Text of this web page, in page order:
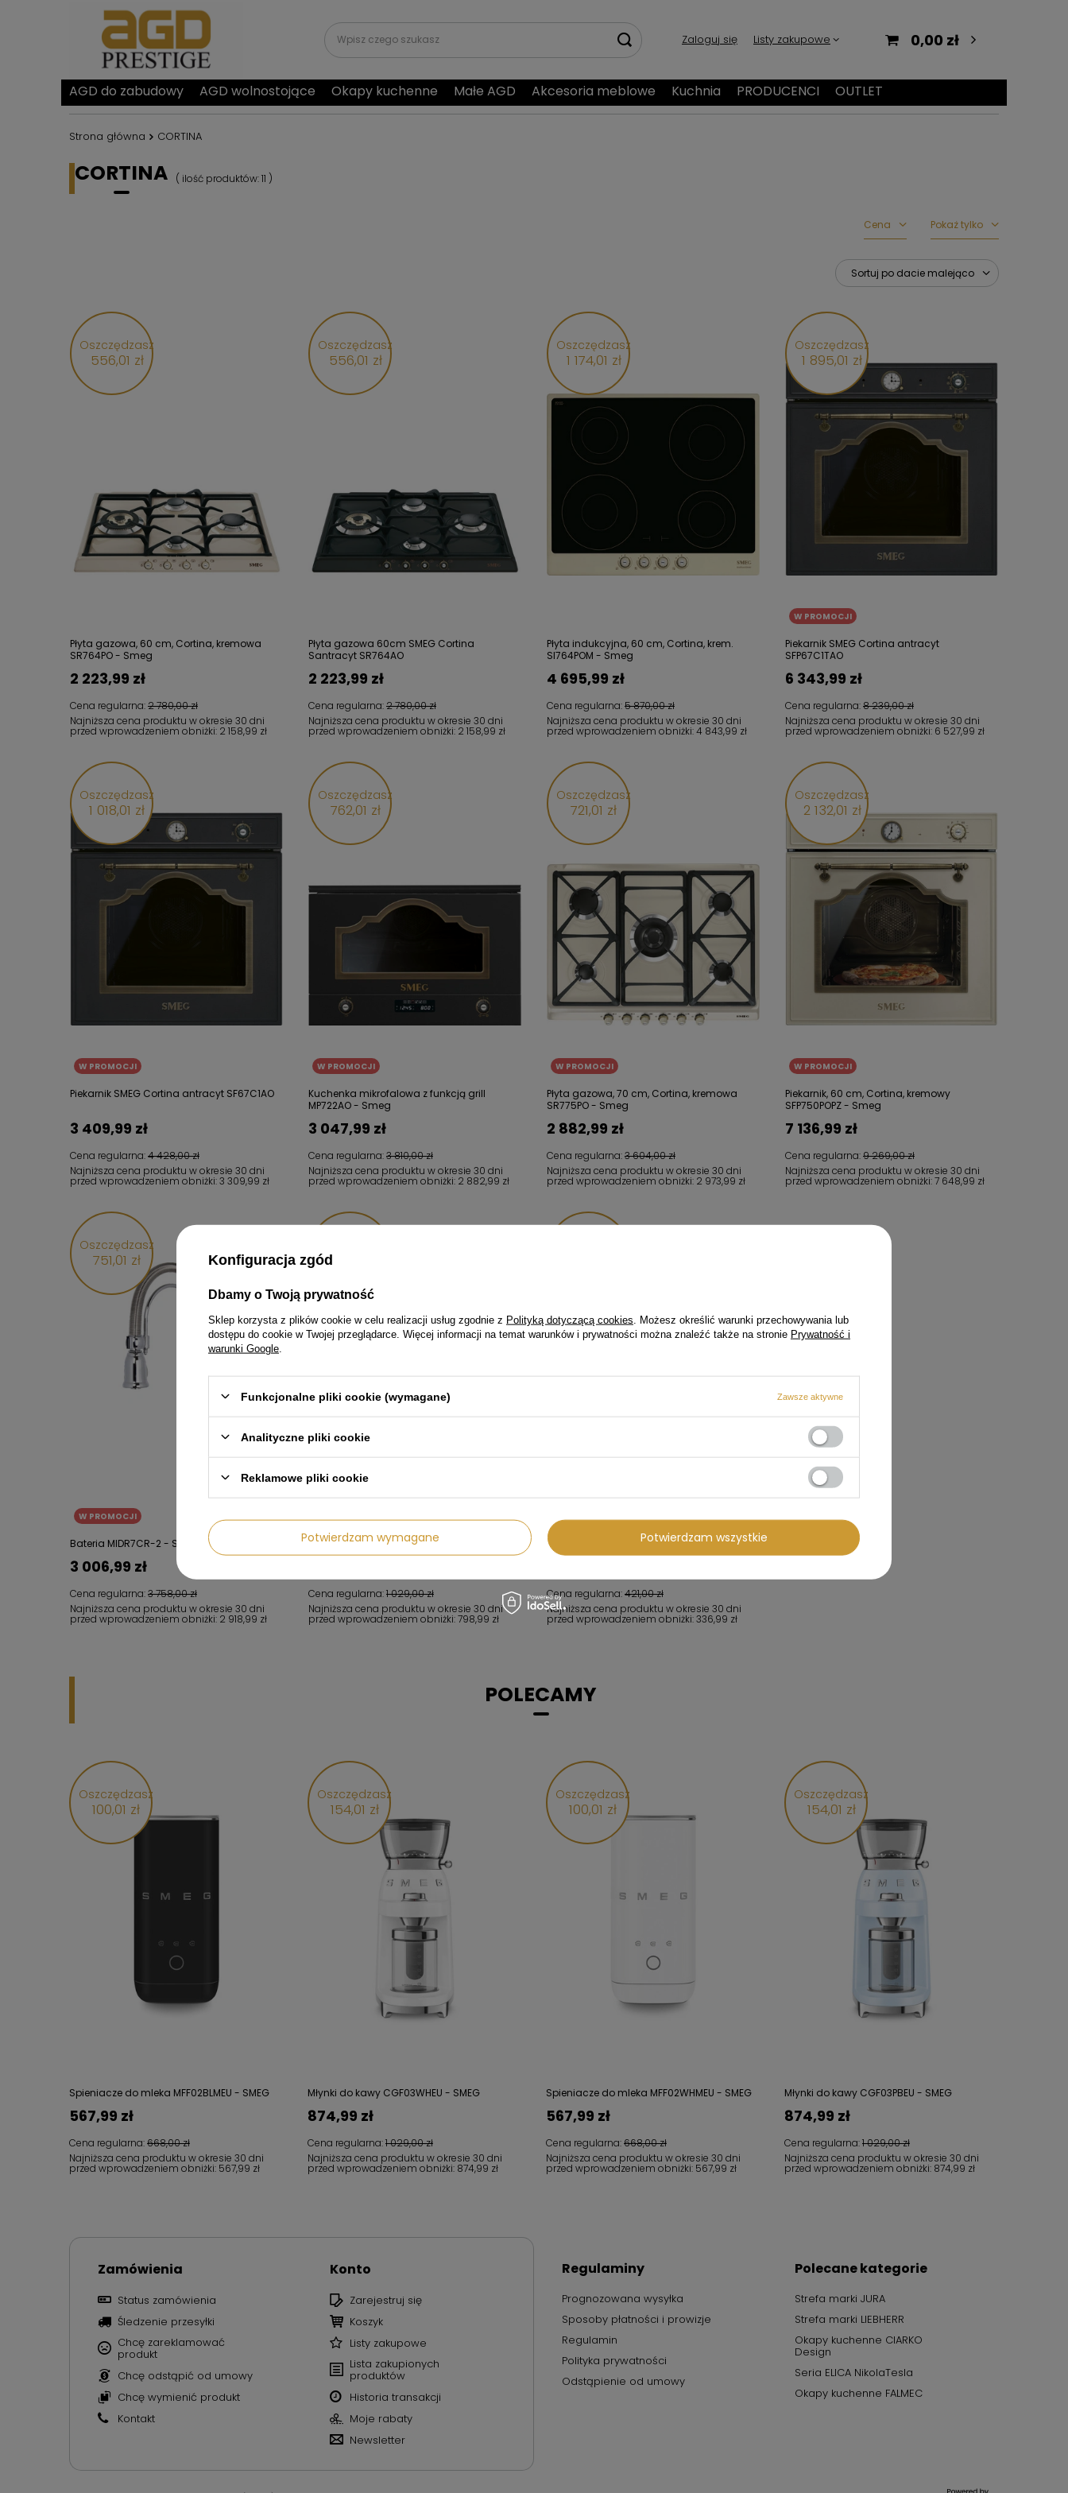
Zaloguj się Listy zakupowe 0,00 zł
AGD do zabudowy AGD wolnostojące Okapy kuchenne Małe AGD Akcesoria meblowe Kuchnia PRODUCENCI OUTLET
Strona główna CORTINA
CORTINA ( ilość produktów:11 )
Cena Pokaż tylko
Sortuj po dacie malejąco
Oszczędzasz
556,01 zł
Płyta gazowa, 60 cm, Cortina, kremowa
SR764PO - Smeg
Cena regularna:2 780,00 zł
2 223,99 zł
Najniższa cena produktu w okresie 30 dni
przed wprowadzeniem obniżki: 2 158,99 zł
Oszczędzasz
556,01 zł
Płyta gazowa 60cm SMEG Cortina
Santracyt SR764AO
Cena regularna:2 780,00 zł
2 223,99 zł
Najniższa cena produktu w okresie 30 dni
przed wprowadzeniem obniżki: 2 158,99 zł
Oszczędzasz
1 174,01 zł
Płyta indukcyjna, 60 cm, Cortina, krem.
SI764POM - Smeg
Cena regularna:5 870,00 zł
4 695,99 zł
Najniższa cena produktu w okresie 30 dni
przed wprowadzeniem obniżki:4 843,99 zł
Oszczędzasz
1 895,01 zł
W PROMOCJI
Piekarnik SMEG Cortina antracyt
SFP67C1TAO
Cena regularna:8 239,00 zł
6 343,99 zł
Najniższa cena produktu w okresie 30 dni
przed wprowadzeniem obniżki: 6 527,99 zł
Oszczędzasz
1 018,01 zł
W PROMOCJI
Piekarnik SMEG Cortina antracyt SF67C1AO
Cena regularna:4 428,00 zł
3 409,99 zł
Najniższa cena produktu w okresie 30 dni
przed wprowadzeniem obniżki:3 309,99 zł
Oszczędzasz
762,01 zł
W PROMOCJI
Kuchenka mikrofalowa z funkcją grill
MP722AO - Smeg
Cena regularna:3 810,00 zł
3 047,99 zł
Najniższa cena produktu w okresie 30 dni
przed wprowadzeniem obniżki: 2 882,99 zł
Oszczędzasz
721,01 zł
W PROMOCJI
Płyta gazowa, 70 cm, Cortina, kremowa
SR775PO - Smeg
Cena regularna:3 604,00 zł
2 882,99 zł
Najniższa cena produktu w okresie 30 dni
przed wprowadzeniem obniżki: 2 973,99 zł
Oszczędzasz
2 132,01 zł
W PROMOCJI
Piekarnik, 60 cm, Cortina, kremowy
SFP750POPZ - Smeg
Cena regularna:9 269,00 zł
7 136,99 zł
Najniższa cena produktu w okresie 30 dni
przed wprowadzeniem obniżki:7 648,99 zł
Oszczędzasz
751,01 zł
W PROMOCJI
Bateria MIDR7CR-2 - Smeg
Cena regularna:3 758,00 zł
3 006,99 zł
Najniższa cena produktu w okresie 30 dni
przed wprowadzeniem obniżki: 2 918,99 zł
206,01 zł
Akcesorium KITKCO-2 - Smeg
Cena regularna:1 029,00 zł
Najniższa cena produktu w okresie 30 dni
przed wprowadzeniem obniżki:798,99 zł
Akcesorium 5MP700PO - Smeg
Cena regularna:421,00 zł
Najniższa cena produktu w okresie 30 dni
przed wprowadzeniem obniżki:336,99 zł
POLECAMY
Oszczędzasz
100,01 zł
Spieniacze do mleka MFF02BLMEU - SMEG
Cena regularna:668,00 zł
567,99 zł
Najniższa cena produktu w okresie 30 dni
przed wprowadzeniem obniżki: 567,99 zł
Oszczędzasz
154,01 zł
Młynki do kawy CGF03WHEU - SMEG
Cena regularna:1 029,00 zł
874,99 zł
Najniższa cena produktu w okresie 30 dni
przed wprowadzeniem obniżki: 874,99 zł
Oszczędzasz
100,01 zł
Spieniacze do mleka MFF02WHMEU - SMEG
Cena regularna:668,00 zł
567,99 zł
Najniższa cena produktu w okresie 30 dni
przed wprowadzeniem obniżki: 567,99 zł
Oszczędzasz
154,01 zł
Młynki do kawy CGF03PBEU - SMEG
Cena regularna:1 029,00 zł
874,99 zł
Najniższa cena produktu w okresie 30 dni
przed wprowadzeniem obniżki: 874,99 zł
Zamówienia
Status zamówienia
Śledzenie przesyłki
Chcę zareklamować
produkt
Chcę odstąpić od umowy
Chcę wymienić produkt
Kontakt
Konto
Zarejestruj się
Koszyk
Listy zakupowe
Lista zakupionych
produktów
Historia transakcji
Moje rabaty
Newsletter
Regulaminy
Prognozowana wysyłka
Sposoby płatności i prowizje
Regulamin
Polityka prywatności
Odstąpienie od umowy
Polecane kategorie
Strefa marki JURA
Strefa marki LIEBHERR
Okapy kuchenne CIARKO
Design
Seria ELICA NikolaTesla
Okapy kuchenne FALMEC
Konfiguracja zgód
Dbamy o Twoją prywatność
Sklep korzysta z plików cookie w celu realizacji usług zgodnie z Polityką dotyczącą cookies . Możesz określić warunki przechowywania lub
dostępu do cookie w Twojej przeglądarce. Więcej informacji na temat warunków i prywatności można znaleźć także na stronie Prywatność i
warunki Google
Funkcjonalne pliki cookie (wymagane) Zawsze aktywne
Analityczne pliki cookie
Reklamowe pliki cookie
Potwierdzam wymagane Potwierdzam wszystkie